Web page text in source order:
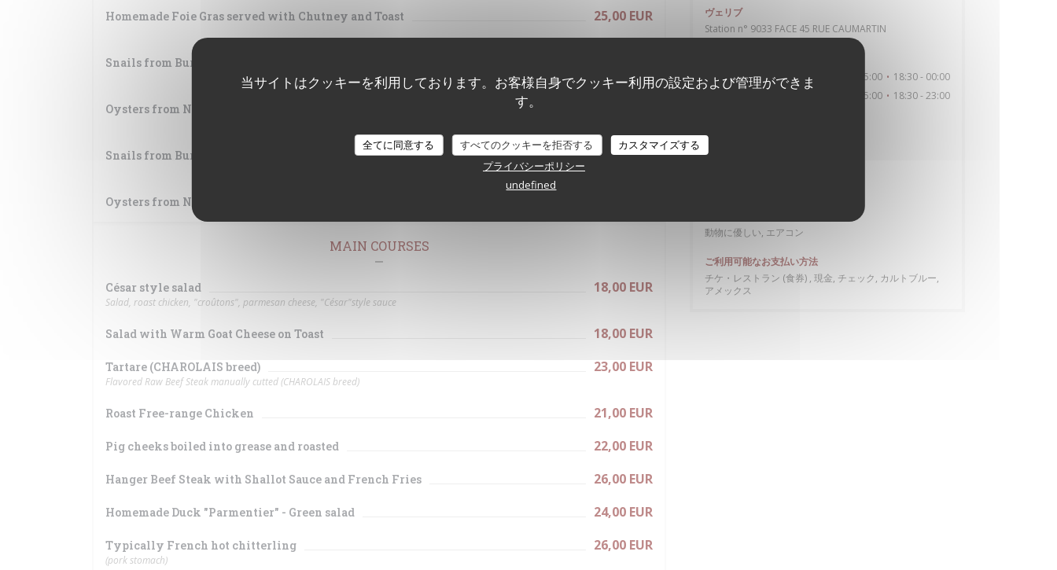
当サイトはクッキーを利用しております。お客様自身でクッキー利用の設定および管理ができま
す。
全てに同意する すべてのクッキーを拒否する
カスタマイズする
プライバシーポリシー
undefined
Homemade Foie Gras served with Chutney and Toast 25,00 EUR
Snails from Burgundy
Oysters from Normandy n°3
16,00 EUR
Snails from Burgundy
26,00 EUR
x 12
Oysters from Normandy n°3
MAIN COURSES
César style salad 18,00 EUR
Salad, roast chicken, "croûtons", parmesan cheese, "César"style sauce
Salad with Warm Goat Cheese on Toast 18,00 EUR
Tartare (CHAROLAIS breed) 23,00 EUR
Flavored Raw Beef Steak manually cutted (CHAROLAIS breed)
Roast Free-range Chicken 21,00 EUR
Pig cheeks boiled into grease and roasted 22,00 EUR
Hanger Beef Steak with Shallot Sauce and French Fries 26,00 EUR
Homemade Duck "Parmentier" - Green salad 24,00 EUR
Typically French hot chitterling 26,00 EUR
(pork stomach)
ヴェリブ
Station n° 9033 FACE 45 RUE CAUMARTIN
月 - 土 12:00 - 15:00 • 18:30 - 00:00
12:00 - 15:00 • 18:30 - 23:00
伝統的なフランス語
動物に優しい, エアコン
ご利用可能なお支払い方法
チケ・レストラン (食券) , 現金, チェック, カルトブルー,
アメックス